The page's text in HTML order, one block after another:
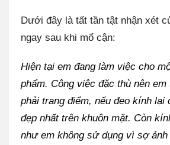
Dưới đây là tất tần tật nhận xét
ngay sau khi mổ cận:
Hiện tại em đang làm việc cho
phẩm. Công việc đặc thù nên
phải trang điểm, nếu đeo kính lại
đẹp nhất trên khuôn mặt. Còn
như em không sử dụng vì sợ ảnh